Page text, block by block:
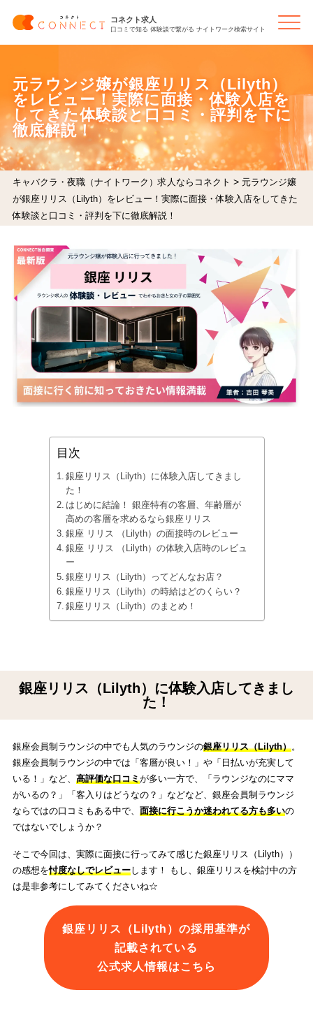
コネクト求人
口コミで知る 体験談で繋がる ナイトワーク検索サイト
元ラウンジ嬢が銀座リリス（Lilyth）
をレビュー！実際に面接・体験入店を
してきた体験談と口コミ・評判を下に
徹底解説！
キャバクラ・夜職（ナイトワーク）求人ならコネクト > 元ラウンジ嬢
が銀座リリス（Lilyth）をレビュー！実際に面接・体験入店をしてきた
体験談と口コミ・評判を下に徹底解説！
目次
銀座リリス（Lilyth）に体験入店してきまし
た！
はじめに結論！ 銀座特有の客層、年齢層が
高めの客層を求めるなら銀座リリス
銀座 リリス （Lilyth）の面接時のレビュー
銀座 リリス （Lilyth）の体験入店時のレビュ
ー
銀座リリス（Lilyth）ってどんなお店？
銀座リリス（Lilyth）の時給はどのくらい？
銀座リリス（Lilyth）のまとめ！
銀座リリス（Lilyth）に体験入店してきまし
た！
銀座会員制ラウンジの中でも人気のラウンジの銀座リリス（Lilyth）。
銀座会員制ラウンジの中では「客層が良い！」や「日払いが充実して
いる！」など、 高評価な口コミが多い一方で、「ラウンジなのにママ
がいるの？」「客入りはどうなの？」などなど、銀座会員制ラウンジ
ならではの口コミもある中で、 面接に行こうか迷われてる方も多いの
ではないでしょうか？
そこで今回は、実際に面接に行ってみて感じた銀座リリス（Lilyth））
の感想を忖度なしでレビューします！ もし、銀座リリスを検討中の方
は是非参考にしてみてくださいね☆
銀座リリス（Lilyth）の採用基準が
記載されている
公式求人情報はこちら